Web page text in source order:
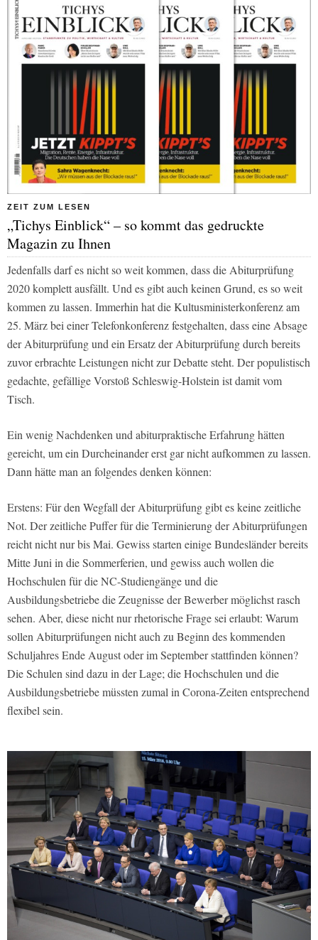
ZEIT ZUM LESEN
„Tichys Einblick“ – so kommt das gedruckte
Magazin zu Ihnen
Jedenfalls darf es nicht so weit kommen, dass die Abiturprüfung
2020 komplett ausfällt. Und es gibt auch keinen Grund, es so weit
kommen zu lassen. Immerhin hat die Kultusministerkonferenz am
25. März bei einer Telefonkonferenz festgehalten, dass eine Absage
der Abiturprüfung und ein Ersatz der Abiturprüfung durch bereits
zuvor erbrachte Leistungen nicht zur Debatte steht. Der populistisch
gedachte, gefällige Vorstoß Schleswig-Holstein ist damit vom
Tisch.
Ein wenig Nachdenken und abiturpraktische Erfahrung hätten
gereicht, um ein Durcheinander erst gar nicht aufkommen zu lassen.
Dann hätte man an folgendes denken können:
Erstens: Für den Wegfall der Abiturprüfung gibt es keine zeitliche
Not. Der zeitliche Puffer für die Terminierung der Abiturprüfungen
reicht nicht nur bis Mai. Gewiss starten einige Bundesländer bereits
Mitte Juni in die Sommerferien, und gewiss auch wollen die
Hochschulen für die NC-Studiengänge und die
Ausbildungsbetriebe die Zeugnisse der Bewerber möglichst rasch
sehen. Aber, diese nicht nur rhetorische Frage sei erlaubt: Warum
sollen Abiturprüfungen nicht auch zu Beginn des kommenden
Schuljahres Ende August oder im September stattfinden können?
Die Schulen sind dazu in der Lage; die Hochschulen und die
Ausbildungsbetriebe müssten zumal in Corona-Zeiten entsprechend
flexibel sein.